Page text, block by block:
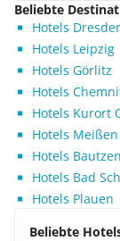
Beliebte
Hotels
Hotels Leipzig
Hotels Görlitz
Hotels
Hotels Kurort
Hotels Meißen
Hotels Bautzen
Hotels Bad
Hotels Plauen
Beliebte